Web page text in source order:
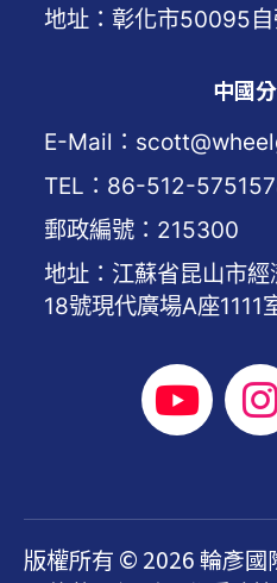
地址：彰化市50095
中國
E-Mail：
TEL：86-512-
郵政編號：215300
地址：江蘇省昆山市
18號現代廣場A座1111
版權所有 © 2026 輪彥國